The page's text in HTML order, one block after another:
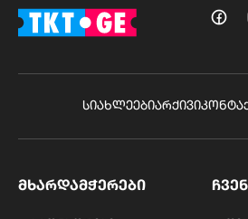
ᲡᲘᲐᲮᲚᲔᲔᲑᲘᲐᲠᲥᲘᲕᲘ
ᲛᲮᲐᲠᲓᲐᲛᲭᲔᲠᲔᲑᲘ